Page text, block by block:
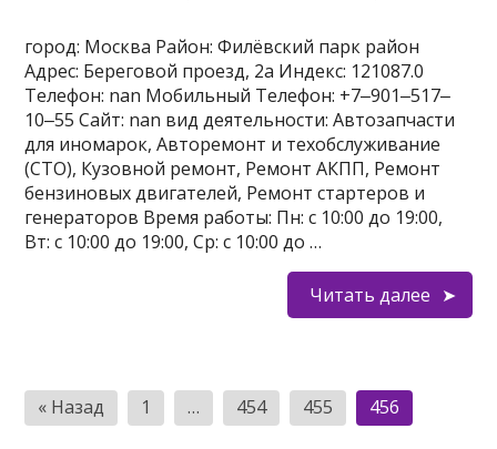
город: Москва Район: Филёвский парк район
Адрес: Береговой проезд, 2а Индекс: 121087.0
Телефон: nan Мобильный Телефон: +7‒901‒517‒
10‒55 Сайт: nan вид деятельности: Автозапчасти
для иномарок, Авторемонт и техобслуживание
(СТО), Кузовной ремонт, Ремонт АКПП, Ремонт
бензиновых двигателей, Ремонт стартеров и
генераторов Время работы: Пн: с 10:00 до 19:00,
Вт: с 10:00 до 19:00, Ср: с 10:00 до …
Читать далее
Пагинация
записей
« Назад 1 … 454 455 456